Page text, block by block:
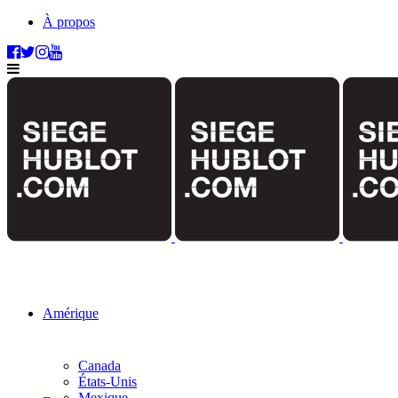
À propos
Amérique
Canada
États-Unis